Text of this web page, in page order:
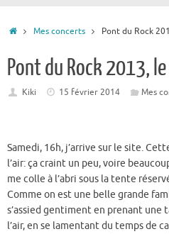
Accueil
Mes concerts Pont du Rock
Pont du Rock 2013,
Kiki 15 février 2014 Mes
Samedi, 16h, j’arrive sur le site.
l’air: ça craint un peu, voire
me colle à l’abri sous la tente
Comme on est une belle grande
s’assied gentiment en prenant
l’air, en se lamentant du temps de